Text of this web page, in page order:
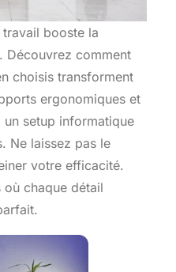
booste la
comment
choisis transforment
ergonomiques et
setup informatique
Ne laissez pas le
votre efficacité.
où chaque détail